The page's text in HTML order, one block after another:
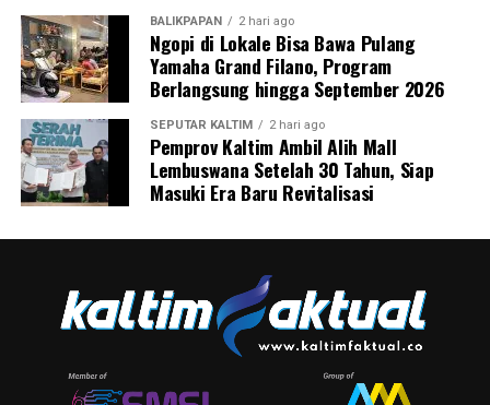
BALIKPAPAN 2 hari ago
Ngopi di Lokale Bisa Bawa Pulang
Yamaha Grand Filano, Program
Berlangsung hingga September 2026
SEPUTAR KALTIM 2 hari ago
Pemprov Kaltim Ambil Alih Mall
Lembuswana Setelah 30 Tahun, Siap
Masuki Era Baru Revitalisasi